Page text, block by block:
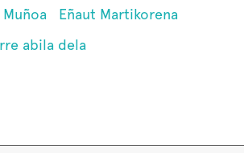
Eñaut Martikorena
abila dela